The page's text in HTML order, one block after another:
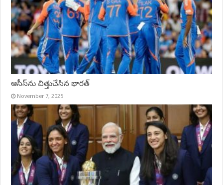
ఆసీస్‌ను చిత్తుచేసిన భారత్‌
November 7, 2025